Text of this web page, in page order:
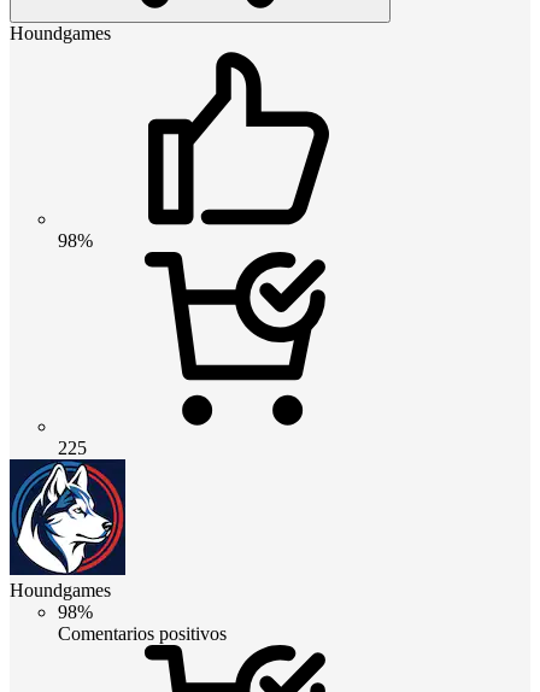
Houndgames
98%
225
Houndgames
98%
Comentarios positivos